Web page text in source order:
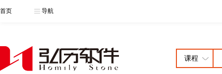
首页 导航